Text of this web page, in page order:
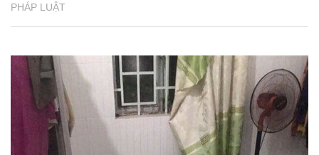
PHÁP LUẬT